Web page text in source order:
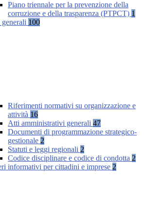
Piano triennale per la prevenzione della
corruzione e della trasparenza (PTPCT) 1
100
Riferimenti normativi su organizzazione e
attività 16
Atti amministrativi generali 47
Documenti di programmazione strategico-
gestionale 2
Statuti e leggi regionali 2
Codice disciplinare e codice di condotta 2
informativi per cittadini e imprese 2